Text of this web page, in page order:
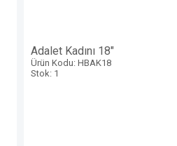
Adalet Kadını 18"
Ürün Kodu: HBAK18
Stok: 1